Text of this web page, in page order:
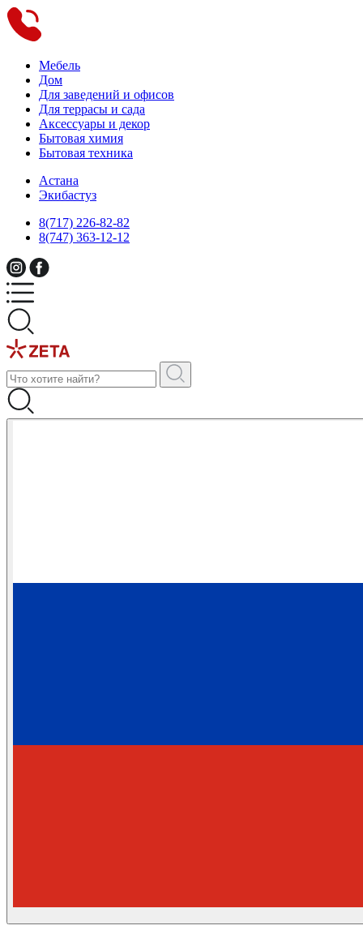
Мебель
Дом
Для заведений и офисов
Для террасы и сада
Аксессуары и декор
Бытовая химия
Бытовая техника
Астана
Экибастуз
8(717) 226-82-82
8(747) 363-12-12